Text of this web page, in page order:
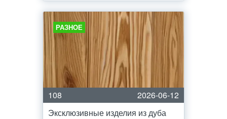
РАЗНОЕ
108
2026-06-12
Эксклюзивные изделия из дуба